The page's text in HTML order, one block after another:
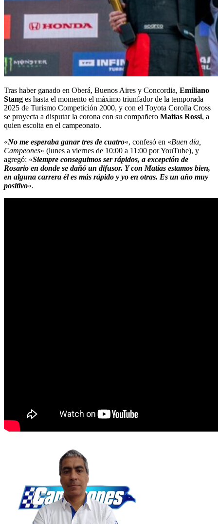
Tras haber ganado en Oberá, Buenos Aires y Concordia, Emiliano
Stang es hasta el momento el máximo triunfador de la temporada
2025 de Turismo Competición 2000, y con el Toyota Corolla Cross
se proyecta a disputar la corona con su compañero Matías Rossi, a
quien escolta en el campeonato.
«No me esperaba ganar tres de cuatro«, confesó en «Buen día,
Campeones» (lunes a viernes de 10:00 a 11:00 por YouTube), y
agregó: «Siempre conseguimos ser rápidos, a excepción de
Rosario en donde se dañó un difusor. Y con Matías estamos bien,
en alguna carrera él es más rápido y yo en otras. Es un año muy
positivo«.